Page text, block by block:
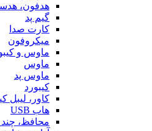
هدفون،
گیم پد
کارت صدا
میکروفون
ماوس و
ماوس
ماوس پد
کیبورد
کاور، لیبل
هاب USB
محافظ،